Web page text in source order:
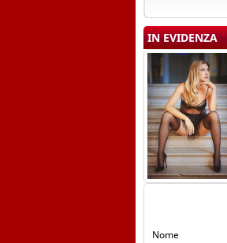
IN EVIDENZA
Nome